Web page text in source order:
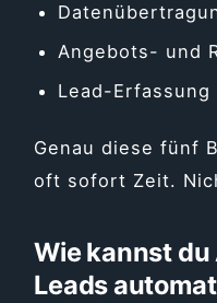
Angebots- und
Lead-
Genau diese fünf
oft sofort Zeit.
Wie kannst
Leads